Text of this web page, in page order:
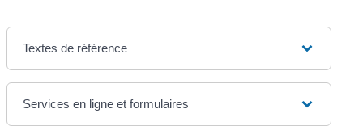
Textes de référence
Services en ligne et formulaires